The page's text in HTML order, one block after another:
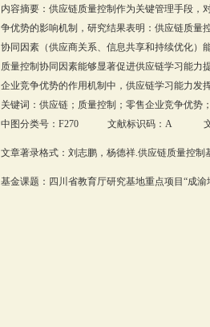
内容摘要：供应链质量控制作为关键管理手段，
争优势的影响机制，研究结果表明：供应链质量
协同因素（供应商关系、信息共享和持续优化）
质量控制协同因素能够显著促进供应链学习能力
企业竞争优势的作用机制中，供应链学习能力发
关键词：供应链；质量控制；零售企业竞争优势
中图分类号：F270 文献标识码：A 文章编
文章著录格式：刘志鹏，杨德祥.供应链质量控制
基金课题：四川省教育厅研究基地重点项目“成渝